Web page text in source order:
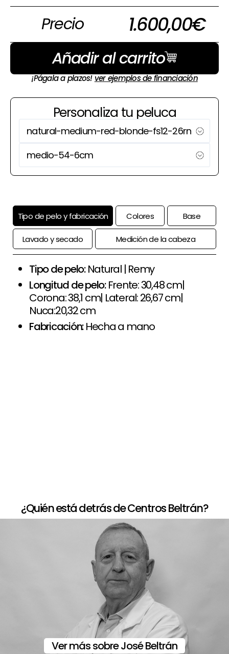
Precio 1.600,00€
Añadir al carrito
¡Págala a plazos! ver ejemplos de financiación
Personaliza tu peluca
Tipo de pelo y fabricación Colores Base
Lavado y secado Medición de la cabeza
Tipo de pelo:Natural | Remy
Longitud de pelo:Frente: 30,48 cm|
Corona: 38,1 cm| Lateral: 26,67 cm|
Nuca:20,32 cm
Fabricación:Hecha a mano
¿Quién está detrás de Centros Beltrán?
Ver más sobre José Beltrán